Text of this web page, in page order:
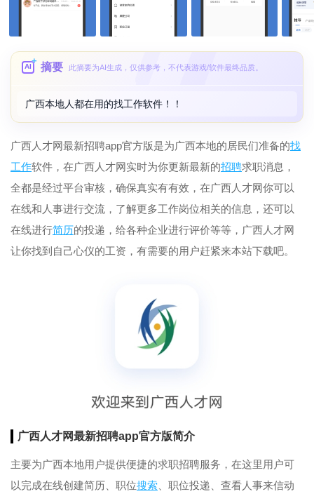
AI 摘要 此摘要为AI生成，仅供参考，不代表游戏/软件最终品质。
广西本地人都在用的找工作软件！！
广西人才网最新招聘app官方版是为广西本地的居民们准备的找
工作软件，在广西人才网实时为你更新最新的招聘求职消息，
全都是经过平台审核，确保真实有有效，在广西人才网你可以
在线和人事进行交流，了解更多工作岗位相关的信息，还可以
在线进行简历的投递，给各种企业进行评价等等，广西人才网
让你找到自己心仪的工资，有需要的用户赶紧来本站下载吧。
广西人才网最新招聘app官方版简介
主要为广西本地用户提供便捷的求职招聘服务，在这里用户可
以完成在线创建简历、职位搜索 、职位投递、查看人事来信动